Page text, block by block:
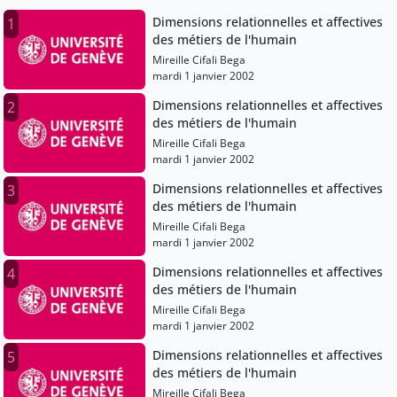
1
Dimensions relationnelles et affectives
des métiers de l'humain
Mireille Cifali Bega
mardi 1 janvier 2002
2
Dimensions relationnelles et affectives
des métiers de l'humain
Mireille Cifali Bega
mardi 1 janvier 2002
3
Dimensions relationnelles et affectives
des métiers de l'humain
Mireille Cifali Bega
mardi 1 janvier 2002
4
Dimensions relationnelles et affectives
des métiers de l'humain
Mireille Cifali Bega
mardi 1 janvier 2002
5
Dimensions relationnelles et affectives
des métiers de l'humain
Mireille Cifali Bega